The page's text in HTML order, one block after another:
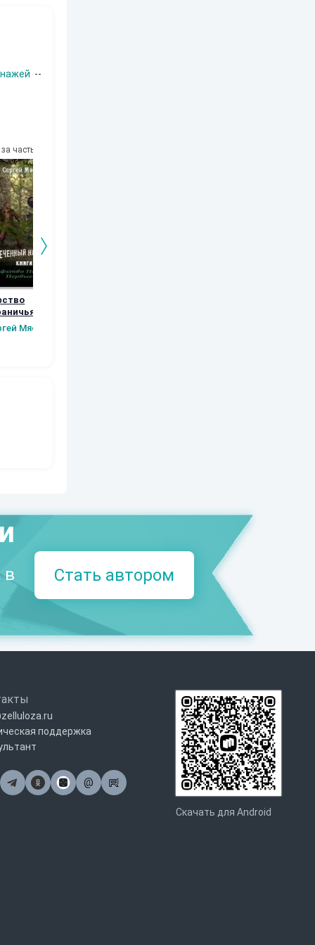
--
за часть
шаги.
2
Мясищев
в
Стать автором
поддержка
@Почта
Скачать для Android